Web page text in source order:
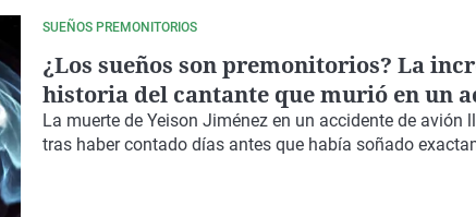
SUEÑOS PREMONITORIOS
¿Los sueños son premonitorios? La
historia del cantante que murió en un
avión días después de soñarlo
La muerte de Yeison Jiménez en un accidente de avión
tras haber contado días antes que había soñado